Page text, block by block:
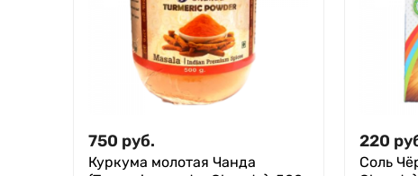
750 руб.
Куркума молотая Чанда
220
Соль